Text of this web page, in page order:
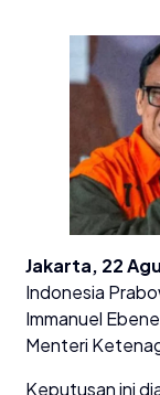
Jakarta, 22
Indonesia
Immanuel
Menteri
Keputusan ini